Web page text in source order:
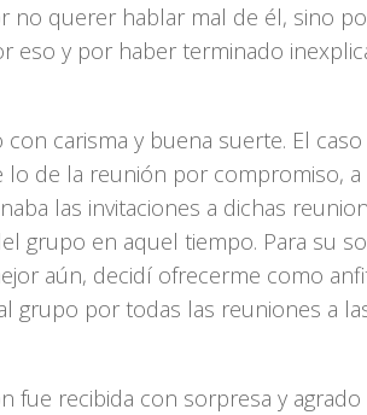
no querer hablar mal de él, sino
eso y por haber terminado
carisma y buena suerte. El
de la reunión por compromiso, a
las invitaciones a dichas
grupo en aquel tiempo. Para su
aún, decidí ofrecerme como
grupo por todas las reuniones a
fue recibida con sorpresa y